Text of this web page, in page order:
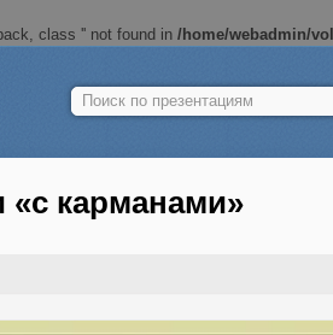
class '' not found in /home/webadmin/
Найти:
«с карманами»